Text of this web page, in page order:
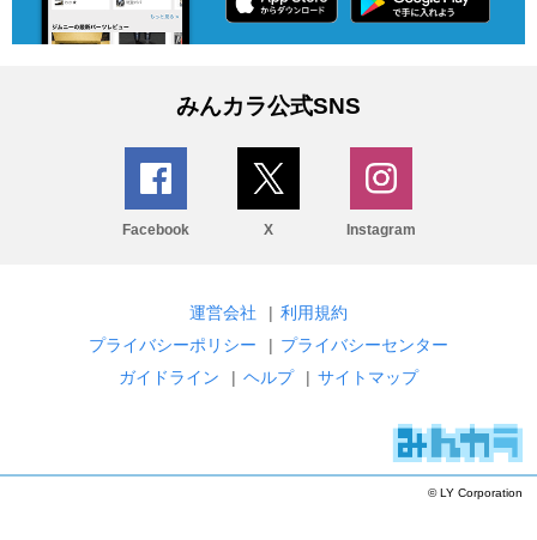
みんカラ公式SNS
Facebook X Instagram
運営会社 | 利用規約
プライバシーポリシー
| プライバシーセンター
ガイドライン
| ヘルプ | サイトマップ
© LY Corporation